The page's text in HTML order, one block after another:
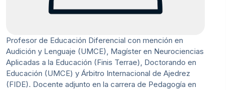
Profesor de Educación Diferencial con mención en
Audición y Lenguaje (UMCE), Magíster en Neurociencias
Aplicadas a la Educación (Finis Terrae), Doctorando en
Educación (UMCE) y Árbitro Internacional de Ajedrez
(FIDE). Docente adjunto en la carrera de Pedagogía en